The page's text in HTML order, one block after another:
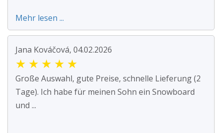
Mehr lesen ...
Jana Kováčová, 04.02.2026
★ ★ ★ ★ ★
Große Auswahl, gute Preise, schnelle Lieferung (2
Tage). Ich habe für meinen Sohn ein Snowboard
und ...